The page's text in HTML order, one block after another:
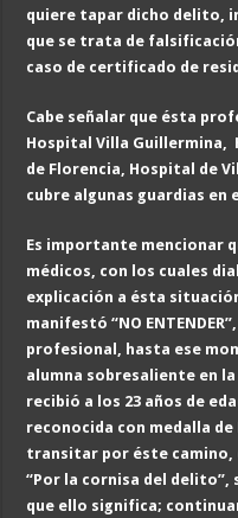
quiere tapar dicho delito,
que se trata de
caso de certificado de
Cabe señalar que ésta
Hospital Villa Guillermina,
de Florencia, Hospital de
cubre algunas guardias en
Es importante mencionar
médicos, con los cuales
explicación a ésta
manifestó “NO
profesional, hasta ese
alumna sobresaliente en
recibió a los 23 años de
reconocida con medalla de
transitar por éste
“Por la cornisa del delito”,
que ello significa;